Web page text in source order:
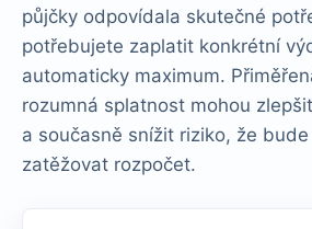
půjčky odpovídala skutečné
potřebujete zaplatit konkrétní
automaticky maximum.
rozumná splatnost mohou
a současně snížit riziko, že
zatěžovat rozpočet.